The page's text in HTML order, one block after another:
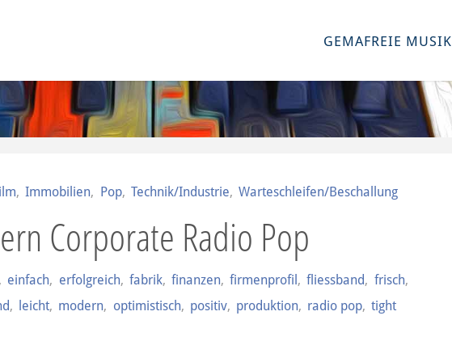
GEMAFREIE MUSIK
, Immobilien, Pop, Technik/Industrie, Warteschleifen/Beschallung
Corporate Radio Pop
, einfach, erfolgreich, fabrik, finanzen, firmenprofil , fliessband, frisch,
, leicht, modern, optimistisch, positiv, produktion, radio pop, tight